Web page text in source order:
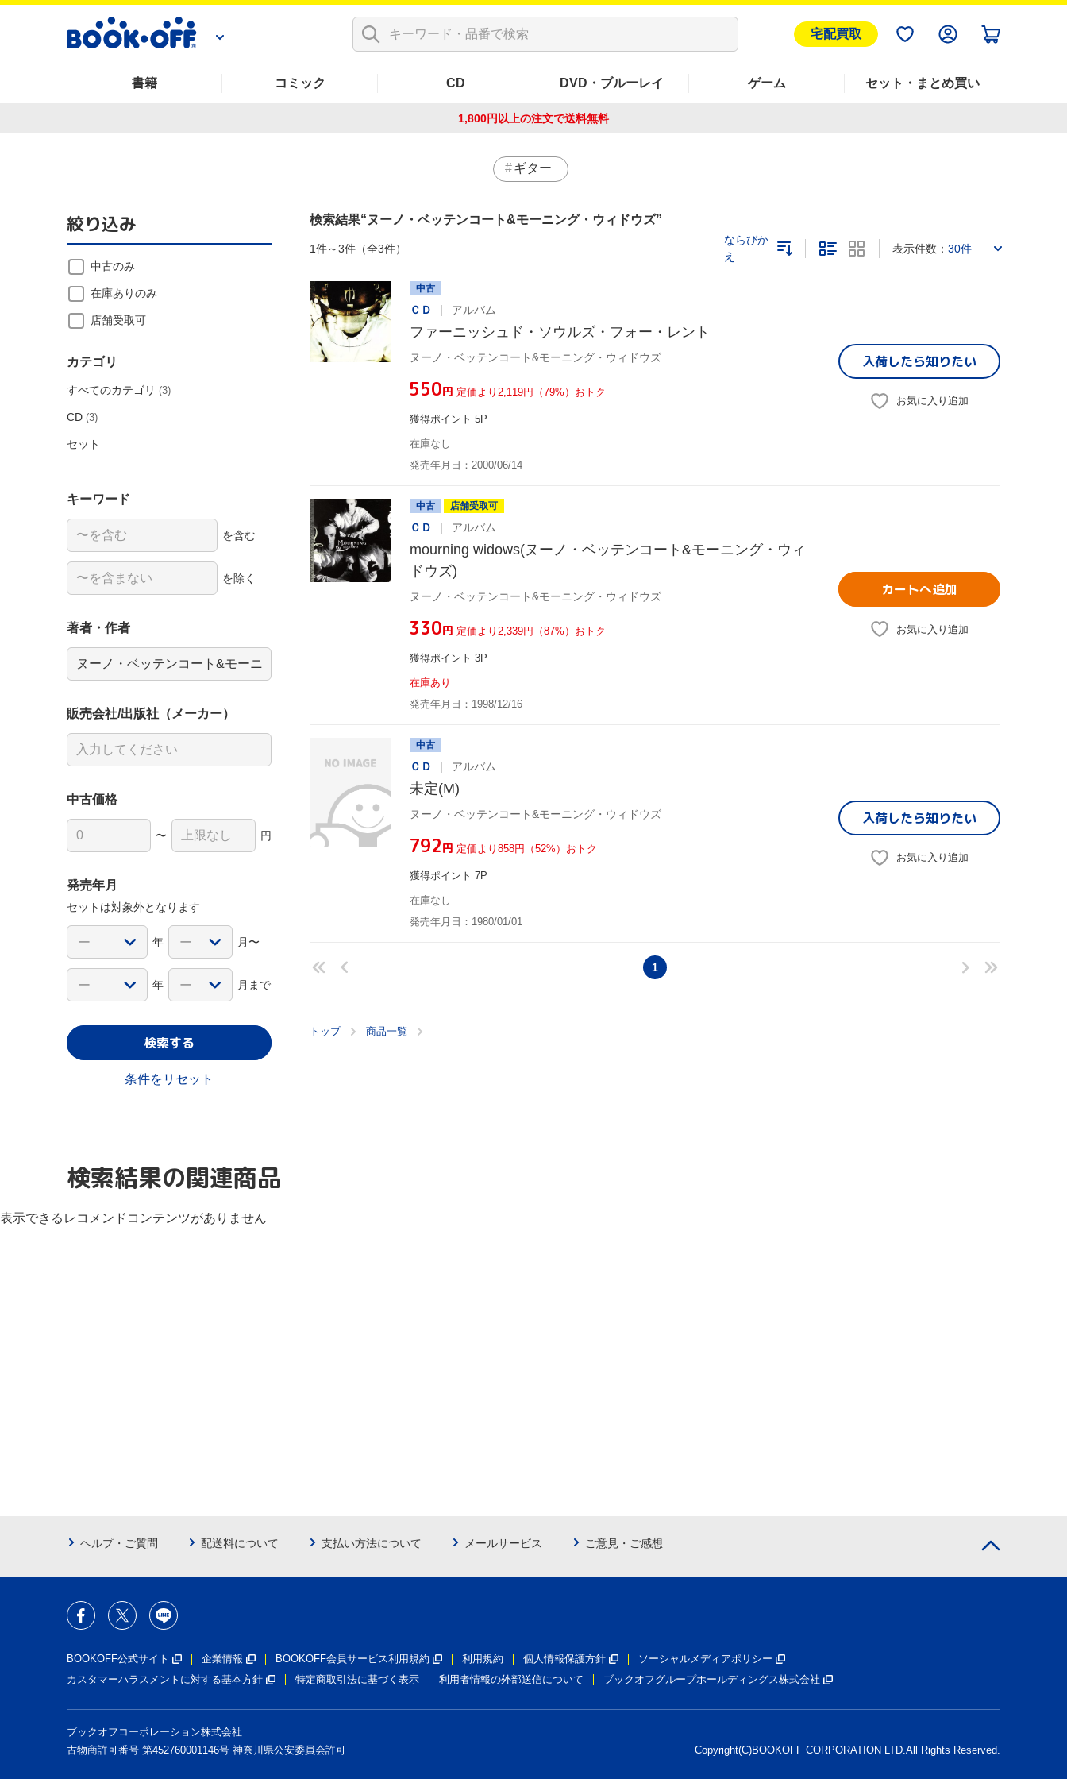
宅配買取
書籍 コミック CD DVD・ブルーレイ ゲーム セット・まとめ買い
1,800円以上の注文で送料無料
ギター
検索結果 ヌーノ・ベッテンコート&モーニング・ウィドウズ
1件～3件（全3件）
ならびか
え
表示件数： 30件
中古
ＣＤ アルバム
ファーニッシュド・ソウルズ・フォー・レント
ヌーノ・ベッテンコート&モーニング・ウィドウズ
¥550円 定価より2,119円（79%）おトク
獲得ポイント 5P
在庫なし
発売年月日：2000/06/14
入荷したら知りたい
お気に入り追加
中古 店舗受取可
ＣＤ アルバム
mourning widows(ヌーノ・ベッテンコート&モーニング・ウィ
ドウズ)
ヌーノ・ベッテンコート&モーニング・ウィドウズ
¥330円 定価より2,339円（87%）おトク
獲得ポイント 3P
在庫あり
発売年月日：1998/12/16
カートへ追加
お気に入り追加
中古
ＣＤ アルバム
未定(M)
ヌーノ・ベッテンコート&モーニング・ウィドウズ
¥792円 定価より858円（52%）おトク
獲得ポイント 7P
在庫なし
発売年月日：1980/01/01
入荷したら知りたい
お気に入り追加
1
トップ 商品一覧
絞り込み
中古のみ
在庫ありのみ
店舗受取可
カテゴリ
すべてのカテゴリ (3)
CD (3)
セット
キーワード
を含む
を除く
著者・作者
販売会社/出版社（メーカー）
中古価格
〜 円
発売年月
セットは対象外となります
年 月〜
年 月まで
検索する
条件をリセット
検索結果の関連商品
表示できるレコメンドコンテンツがありません
ヘルプ・ご質問 配送料について 支払い方法について メールサービス ご意見・ご感想
BOOKOFF公式サイト 企業情報 BOOKOFF会員サービス利用規約 利用規約 個人情報保護方針
ソーシャルメディアポリシー
カスタマーハラスメントに対する基本方針
特定商取引法に基づく表示 利用者情報の外部送信について ブックオフグループホールディングス株式会社
ブックオフコーポレーション株式会社
古物商許可番号 第452760001146号 神奈川県公安委員会許可
Copyright(C)BOOKOFF CORPORATION LTD. All Rights Reserved.